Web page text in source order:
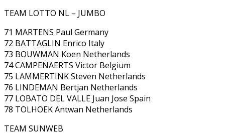
TEAM LOTTO NL – JUMBO
71 MARTENS Paul Germany
72 BATTAGLIN Enrico Italy
73 BOUWMAN Koen Netherlands
74 CAMPENAERTS Victor Belgium
75 LAMMERTINK Steven Netherlands
76 LINDEMAN Bertjan Netherlands
77 LOBATO DEL VALLE Juan Jose Spain
78 TOLHOEK Antwan Netherlands
TEAM SUNWEB